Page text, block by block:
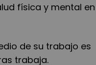
física y mental en
de su trabajo es
trabaja.